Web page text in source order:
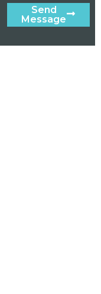
Send
Message